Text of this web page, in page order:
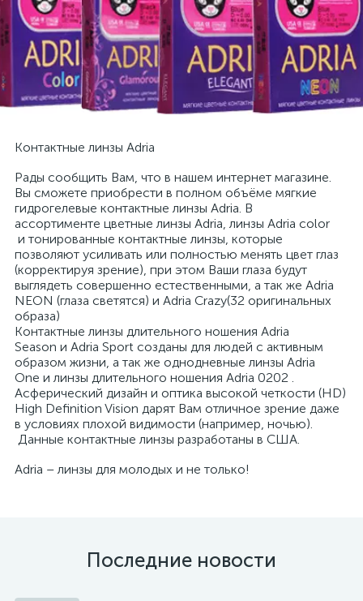
Контактные линзы Adria
Рады сообщить Вам, что в нашем интернет магазине.
Вы сможете приобрести в полном объёме мягкие
гидрогелевые контактные линзы Adria. В
ассортименте цветные линзы Adria, линзы Adria color
и тонированные контактные линзы, которые
позволяют усиливать или полностью менять цвет глаз
(корректируя зрение), при этом Ваши глаза будут
выглядеть совершенно естественными, а так же Adria
NEON (глаза светятся) и Аdria Crazy(32 оригинальных
образа)
Контактные линзы длительного ношения Adria
Season и Adria Sport созданы для людей с активным
образом жизни, а так же однодневные линзы Adria
One и линзы длительного ношения Adria 0202 .
Асферический дизайн и оптика высокой четкости (HD)
High Definition Vision дарят Вам отличное зрение даже
в условиях плохой видимости (например, ночью).
Данные контактные линзы разработаны в США.
Adria – линзы для молодых и не только!
Последние новости